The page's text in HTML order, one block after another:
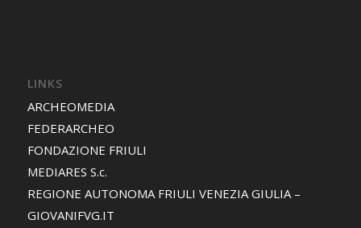
LINKS
ARCHEOMEDIA
FEDERARCHEO
FONDAZIONE FRIULI
MEDIARES S.c.
REGIONE AUTONOMA FRIULI VENEZIA GIULIA –
GIOVANIFVG.IT